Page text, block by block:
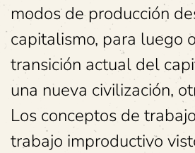
modos de producción
capitalismo, para luego
transición actual del
una nueva civilización,
Los conceptos de
trabajo improductivo